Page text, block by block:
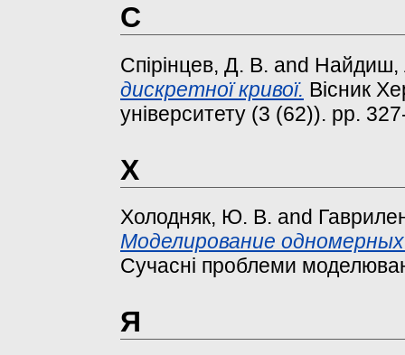
С
Спірінцев, Д. В. and Найдиш,
дискретної кривої. Вісник
університету (3 (62)). pp.
Х
Холодняк, Ю. В. and
Моделирование
Сучасні проблеми
Я